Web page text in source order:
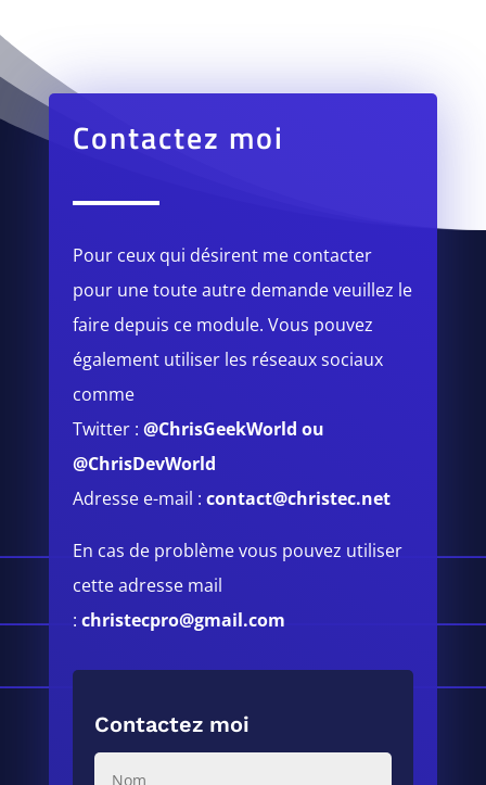
Contactez moi
Pour ceux qui désirent me contacter
pour une toute autre demande veuillez le
faire depuis ce module.Vous pouvez
également utiliser les réseaux sociaux
comme
Twitter :@ChrisGeekWorld ou
@ChrisDevWorld
Adresse e-mail :contact@christec.net
En cas de problème vous pouvez utiliser
cette adresse mail
:christecpro@gmail.com
Contactez moi